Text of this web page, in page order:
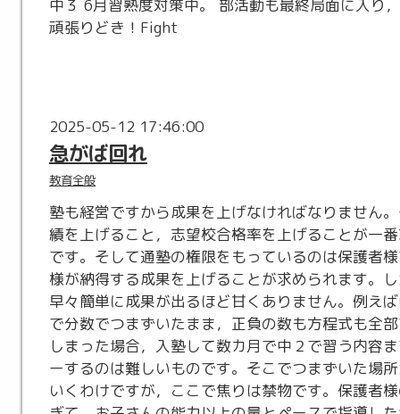
中３ 6月習熟度対策中。 部活動も最終局面に入り
頑張りどき！Fight
2025-05-12 17:46:00
急がば回れ
教育全般
塾も経営ですから成果を上げなければなりません
績を上げること，志望校合格率を上げることが一
です。そして通塾の権限をもっているのは保護者
様が納得する成果を上げることが求められます。
早々簡単に成果が出るほど甘くありません。例え
で分数でつまずいたまま，正負の数も方程式も全
しまった場合，入塾して数カ月で中２で習う内容
ーするのは難しいものです。そこでつまずいた場
いくわけですが，ここで焦りは禁物です。保護者